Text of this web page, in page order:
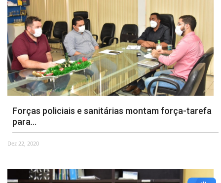
Forças policiais e sanitárias montam força-tarefa
para...
Dez 22, 2020